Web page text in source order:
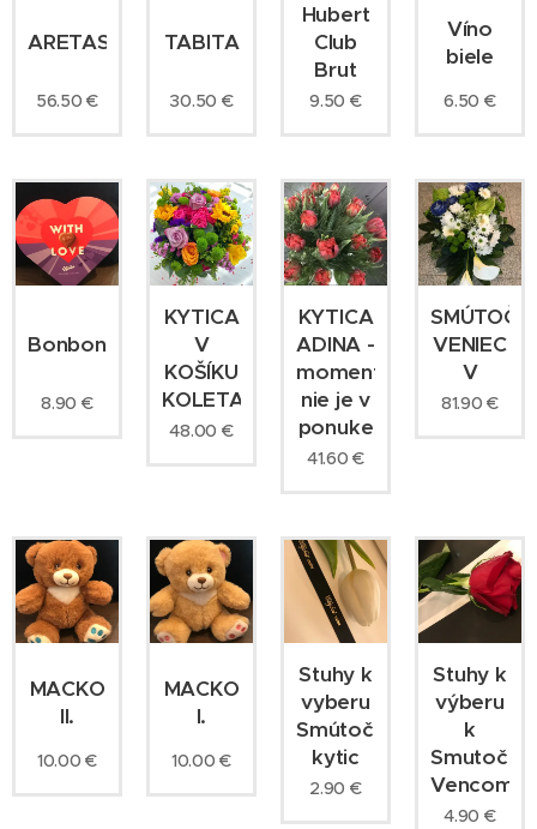
ARETAS
56.50 €
TABITA
30.50 €
Hubert
Club
Brut
9.50 €
Víno
biele
6.50 €
Bonboniéra
8.90 €
KYTICA
V
KOŠÍKU
KOLETA
48.00 €
KYTICA
ADINA -
momentálne
nie je v
ponuke
41.60 €
VENIEC
V
81.90 €
MACKO
II.
10.00 €
MACKO
I.
10.00 €
Stuhy k
vyberu
Smútočných
kytic
2.90 €
Stuhy k
výberu
k
Vencom
4.90 €